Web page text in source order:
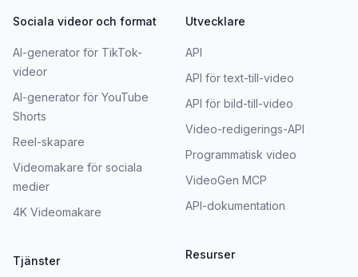
Sociala videor och format
AI-generator för TikTok-
videor
AI-generator för YouTube
Shorts
Reel-skapare
Videomakare för sociala
medier
4K Videomakare
Tjänster
Utvecklare
API
API för text-till-video
API för bild-till-video
Video-redigerings-API
Programmatisk video
VideoGen MCP
API-dokumentation
Resurser